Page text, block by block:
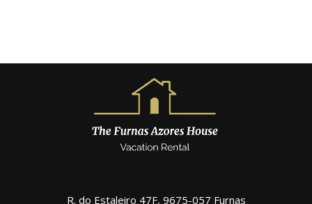
R. do Estaleiro 47F, 9675-057 Furnas